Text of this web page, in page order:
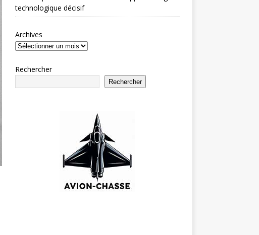
technologique décisif
Archives
Rechercher
Rechercher